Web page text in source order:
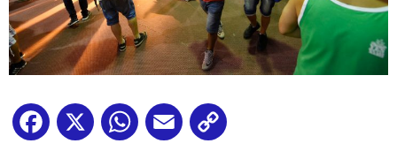
Facebook
X WhatsApp
Email